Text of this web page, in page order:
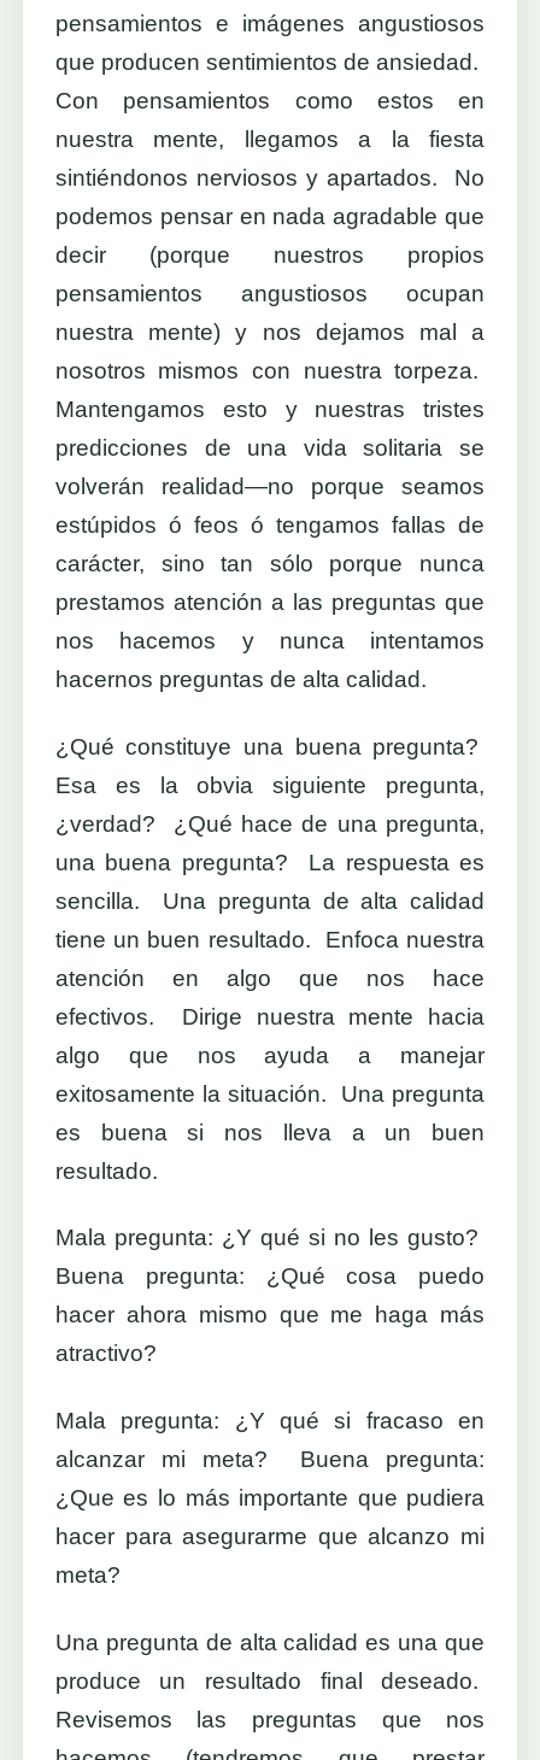
pensamientos e imágenes angustiosos
que producen sentimientos de ansiedad.
Con pensamientos como estos en
nuestra mente, llegamos a la fiesta
sintiéndonos nerviosos y apartados. No
podemos pensar en nada agradable que
decir (porque nuestros propios
pensamientos angustiosos ocupan
nuestra mente) y nos dejamos mal a
nosotros mismos con nuestra torpeza.
Mantengamos esto y nuestras tristes
predicciones de una vida solitaria se
volverán realidad—no porque seamos
estúpidos ó feos ó tengamos fallas de
carácter, sino tan sólo porque nunca
prestamos atención a las preguntas que
nos hacemos y nunca intentamos
hacernos preguntas de alta calidad.
¿Qué constituye una buena pregunta?
Esa es la obvia siguiente pregunta,
¿verdad? ¿Qué hace de una pregunta,
una buena pregunta? La respuesta es
sencilla. Una pregunta de alta calidad
tiene un buen resultado. Enfoca nuestra
atención en algo que nos hace
efectivos. Dirige nuestra mente hacia
algo que nos ayuda a manejar
exitosamente la situación. Una pregunta
es buena si nos lleva a un buen
resultado.
Mala pregunta: ¿Y qué si no les gusto?
Buena pregunta: ¿Qué cosa puedo
hacer ahora mismo que me haga más
atractivo?
Mala pregunta: ¿Y qué si fracaso en
alcanzar mi meta? Buena pregunta:
¿Que es lo más importante que pudiera
hacer para asegurarme que alcanzo mi
meta?
Una pregunta de alta calidad es una que
produce un resultado final deseado.
Revisemos las preguntas que nos